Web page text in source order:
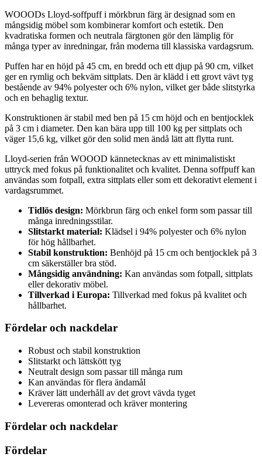
WOOODs Lloyd-soffpuff i mörkbrun färg är designad som en
mångsidig möbel som kombinerar komfort och estetik. Den
kvadratiska formen och neutrala färgtonen gör den lämplig för
många typer av inredningar, från moderna till klassiska vardagsrum.
Puffen har en höjd på 45 cm, en bredd och ett djup på 90 cm, vilket
ger en rymlig och bekväm sittplats. Den är klädd i ett grovt vävt tyg
bestående av 94% polyester och 6% nylon, vilket ger både slitstyrka
och en behaglig textur.
Konstruktionen är stabil med ben på 15 cm höjd och en bentjocklek
på 3 cm i diameter. Den kan bära upp till 100 kg per sittplats och
väger 15,6 kg, vilket gör den solid men ändå lätt att flytta runt.
Lloyd-serien från WOOOD kännetecknas av ett minimalistiskt
uttryck med fokus på funktionalitet och kvalitet. Denna soffpuff kan
användas som fotpall, extra sittplats eller som ett dekorativt element i
vardagsrummet.
Tidlös design: Mörkbrun färg och enkel form som passar till
många inredningsstilar.
Slitstarkt material: Klädsel i 94% polyester och 6% nylon
för hög hållbarhet.
Stabil konstruktion: Benhöjd på 15 cm och bentjocklek på 3
cm säkerställer bra stöd.
Mångsidig användning: Kan användas som fotpall, sittplats
eller dekorativ möbel.
Tillverkad i Europa: Tillverkad med fokus på kvalitet och
hållbarhet.
Fördelar och nackdelar
Robust och stabil konstruktion
Slitstarkt och lättskött tyg
Neutralt design som passar till många rum
Kan användas för flera ändamål
Kräver lätt underhåll av det grovt vävda tyget
Levereras omonterad och kräver montering
Fördelar och nackdelar
Fördelar